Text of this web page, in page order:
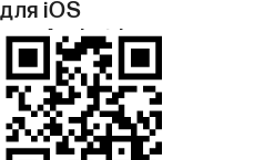
для iOS
или Android.